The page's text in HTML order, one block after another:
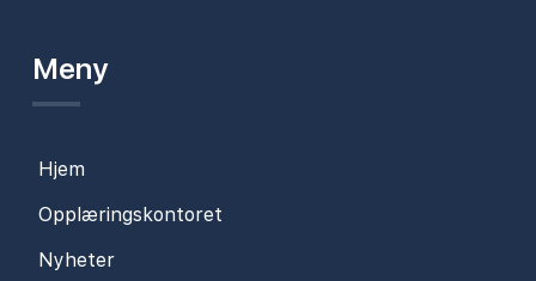
Meny
Hjem
Opplæringskontoret
Nyheter